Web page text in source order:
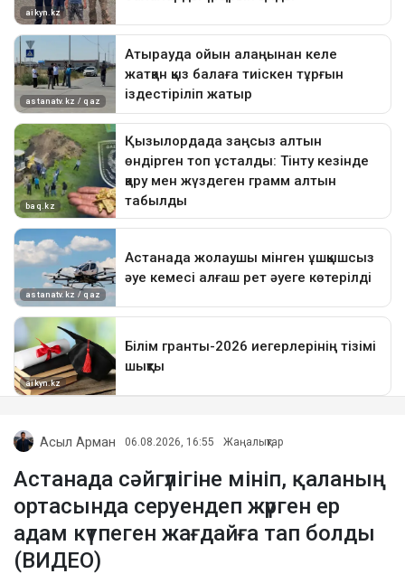
Асыл Арман 06.08.2026, 16:55 Жаңалықтар
Астанада сәйгүлігіне мініп, қаланың
ортасында серуендеп жүрген ер
адам күтпеген жағдайға тап болды
(ВИДЕО)